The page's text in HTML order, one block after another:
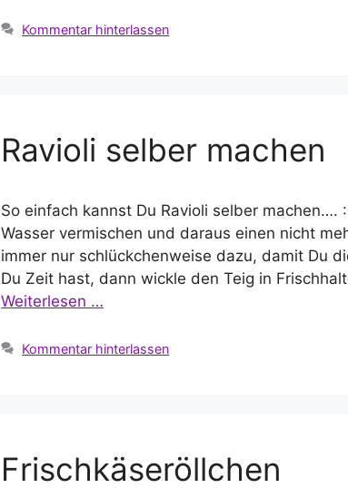
Kommentar hinterlassen
Ravioli selber machen
So einfach kannst Du Ravioli selber machen….
Wasser vermischen und daraus einen nicht
immer nur schlückchenweise dazu, damit Du
Du Zeit hast, dann wickle den Teig in
Weiterlesen …
Kommentar hinterlassen
Frischkäseröllchen